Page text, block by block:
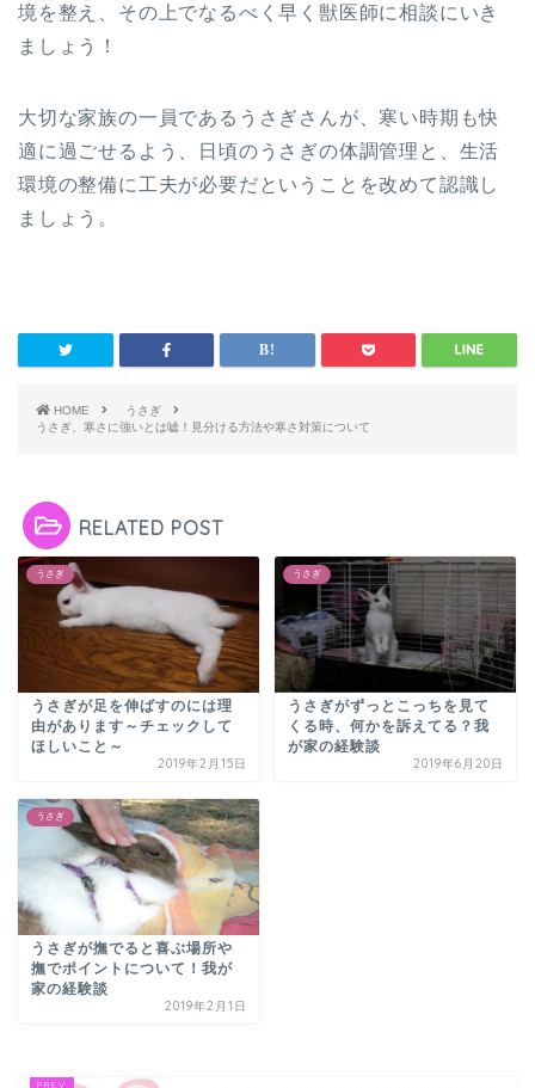
境を整え、その上でなるべく早く獣医師に相談にいき
ましょう！
大切な家族の一員であるうさぎさんが、寒い時期も快
適に過ごせるよう、日頃のうさぎの体調管理と、生活
環境の整備に工夫が必要だということを改めて認識し
ましょう。
HOME
うさぎ
うさぎ、寒さに強いとは嘘！見分ける方法や寒さ対策について
RELATED POST
うさぎ
うさぎが足を伸ばすのには理
由があります～チェックして
ほしいこと～
2019年2月15日
うさぎ
うさぎがずっとこっちを見て
くる時、何かを訴えてる？我
が家の経験談
2019年6月20日
うさぎ
うさぎが撫でると喜ぶ場所や
撫でポイントについて！我が
家の経験談
2019年2月1日